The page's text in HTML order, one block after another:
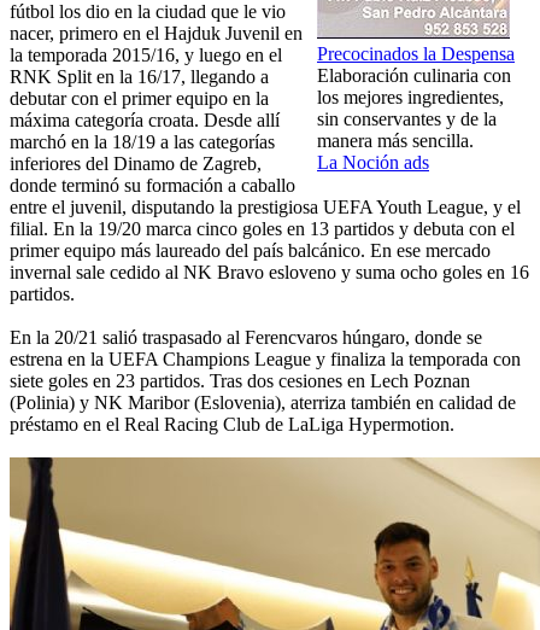
Precocinados la Despensa
Elaboración culinaria con
los mejores ingredientes,
sin conservantes y de la
manera más sencilla.
La Noción ads
fútbol los dio en la ciudad que le vio
nacer, primero en el Hajduk Juvenil en
la temporada 2015/16, y luego en el
RNK Split en la 16/17, llegando a
debutar con el primer equipo en la
máxima categoría croata. Desde allí
marchó en la 18/19 a las categorías
inferiores del Dinamo de Zagreb,
donde terminó su formación a caballo
entre el juvenil, disputando la prestigiosa UEFA Youth League, y el
filial. En la 19/20 marca cinco goles en 13 partidos y debuta con el
primer equipo más laureado del país balcánico. En ese mercado
invernal sale cedido al NK Bravo esloveno y suma ocho goles en 16
partidos.
En la 20/21 salió traspasado al Ferencvaros húngaro, donde se
estrena en la UEFA Champions League y finaliza la temporada con
siete goles en 23 partidos. Tras dos cesiones en Lech Poznan
(Polinia) y NK Maribor (Eslovenia), aterriza también en calidad de
préstamo en el Real Racing Club de LaLiga Hypermotion.